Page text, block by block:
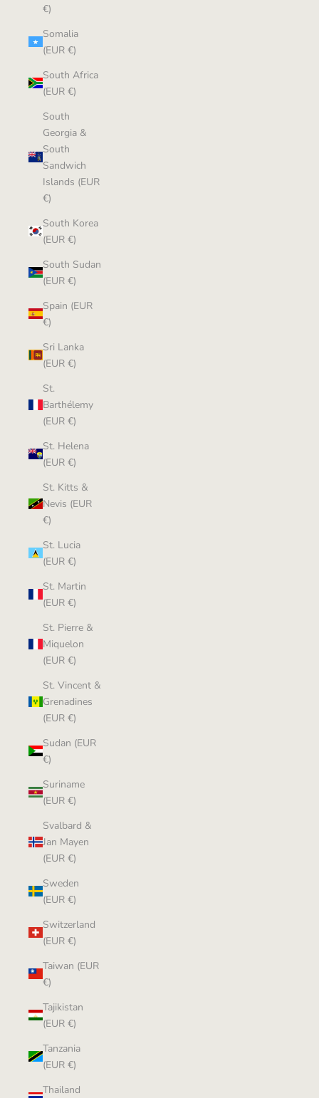
€)
Somalia
(EUR €)
South Africa
(EUR €)
South
Georgia &
South
Sandwich
Islands (EUR
€)
South Korea
(EUR €)
South Sudan
(EUR €)
Spain (EUR
€)
Sri Lanka
(EUR €)
St.
Barthélemy
(EUR €)
St. Helena
(EUR €)
St. Kitts &
Nevis (EUR
€)
St. Lucia
(EUR €)
St. Martin
(EUR €)
St. Pierre &
Miquelon
(EUR €)
St. Vincent &
Grenadines
(EUR €)
Sudan (EUR
€)
Suriname
(EUR €)
Svalbard &
Jan Mayen
(EUR €)
Sweden
(EUR €)
Switzerland
(EUR €)
Taiwan (EUR
€)
Tajikistan
(EUR €)
Tanzania
(EUR €)
Thailand